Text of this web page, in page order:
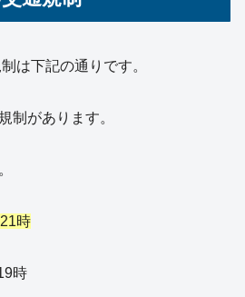
は下記の通りです。
制があります。
時
時